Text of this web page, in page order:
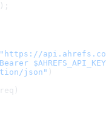
" https://
json" )